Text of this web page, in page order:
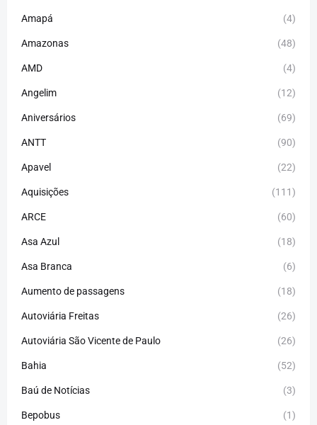
Amapá (4)
Amazonas (48)
AMD (4)
Angelim (12)
Aniversários (69)
ANTT (90)
Apavel (22)
Aquisições (111)
ARCE (60)
Asa Azul (18)
Asa Branca (6)
Aumento de passagens (18)
Autoviária Freitas (26)
Autoviária São Vicente de Paulo (26)
Bahia (52)
Baú de Notícias (3)
Bepobus (1)